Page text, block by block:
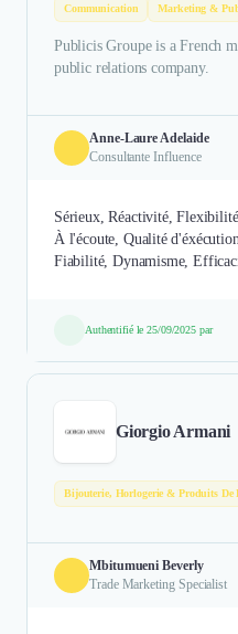
Communication Marketing &
Publicis Groupe is a French
public relations company.
Anne-Laure Adelaide
Consultante Influence
Sérieux, Réactivité,
À l'écoute, Qualité
Fiabilité, Dynamisme,
Authentifié le 25/09/2025 par
Giorgio Armani
Bijouterie, Horlogerie & Produits De
Mbitumueni Beverly
Trade Marketing Specialist